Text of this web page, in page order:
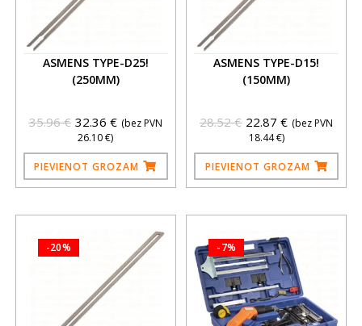
ASMENS TYPE-D25!
(250MM)
35.96€ 32.36 € (bez PVN
26.10€)
PIEVIENOT GROZAM
ASMENS TYPE-D15!
(150MM)
28.52€ 22.87€ (bez PVN
18.44€)
PIEVIENOT GROZAM
-20% -7%